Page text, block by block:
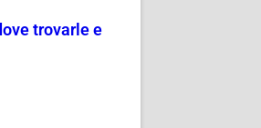
trovarle e